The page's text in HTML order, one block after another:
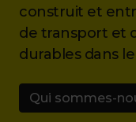
construit et
de transport et
durables dans
Qui sommes-